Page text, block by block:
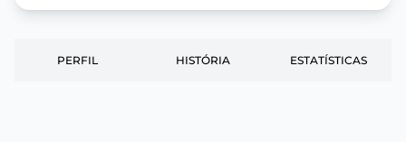
PERFIL HISTÓRIA ESTATÍSTICAS